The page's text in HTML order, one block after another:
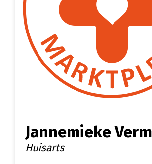
Jannemieke
Huisarts